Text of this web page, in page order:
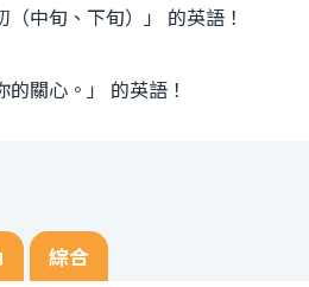
中旬、下旬）」 的英語！
關心。」 的英語！
綜合